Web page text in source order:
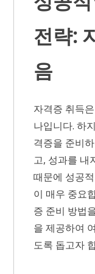
전략:
음
자격증 취득
나입니다. 하
격증을 준비
고, 성과를 내
때문에 성공
이 매우 중요
증 준비 방법
을 제공하여
도록 돕고자